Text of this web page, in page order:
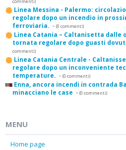
commenti)
Linea Messina - Palermo:
regolare dopo un incendio in
ferroviaria. - (0 commenti)
Linea Catania – Caltanisetta dalle
tornata regolare dopo guasti
commenti)
Linea Catania Centrale -
regolare dopo un inconveniente
temperature. - (0 commenti)
Enna, ancora incendi in contrada
minacciano le case - (0 commenti)
MENU
Home page